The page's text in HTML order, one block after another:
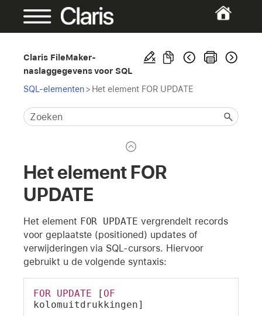
Claris FileMaker-
naslaggegevens voor SQL
SQL-elementen > Het element FOR UPDATE
Het element FOR
UPDATE
Het element FOR UPDATE vergrendelt records
voor geplaatste (positioned) updates of
verwijderingen via SQL-cursors. Hiervoor
gebruikt u de volgende syntaxis:
FOR UPDATE [ OF
kolomuitdrukkingen]